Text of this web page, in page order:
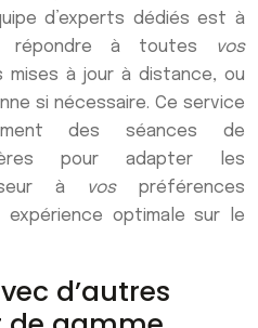
d’experts dédiés est à
répondre à toutes
vos
à jour à distance, ou
si nécessaire. Ce service
des séances de
pour adapter les
à vospréférences
expérience optimale sur le
d’autres